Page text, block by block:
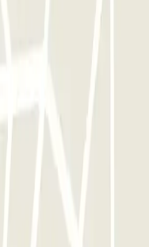
van het
van deze operator,
zo vaak in- en